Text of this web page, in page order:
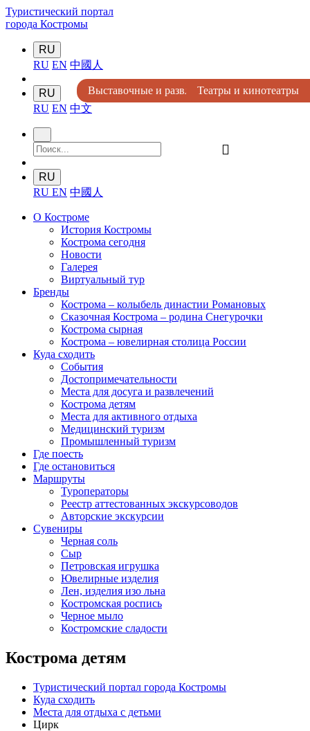
Туристический портал
города Костромы
RU
RU EN 中國人
RU
RU EN 中文
󰍉
RU
RU EN 中國人
О Костроме
История Костромы
Кострома сегодня
Новости
Галерея
Виртуальный тур
Бренды
Кострома – колыбель династии Романовых
Сказочная Кострома – родина Снегурочки
Кострома сырная
Кострома – ювелирная столица России
Куда сходить
События
Достопримечательности
Места для досуга и развлечений
Кострома детям
Места для активного отдыха
Медицинский туризм
Промышленный туризм
Где поесть
Где остановиться
Маршруты
Туроператоры
Реестр аттестованных экскурсоводов
Авторские экскурсии
Сувениры
Черная соль
Сыр
Петровская игрушка
Ювелирные изделия
Лен, изделия изо льна
Костромская роспись
Черное мыло
Костромские сладости
Кострома детям
Туристический портал города Костромы
Куда сходить
Места для отдыха с детьми
Цирк
Парки и места отдыха
Цирк и зоопарки
Цирк и зоопарки
Выставочные и развлекательные комплексы
Театры и кинотеатры